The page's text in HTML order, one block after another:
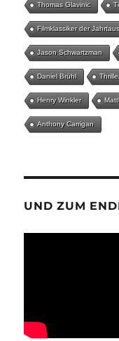
Thomas Glavinic
Filmklassiker der
Jason Schwartzman
Daniel Brühl
Henry Winkler
Anthony Carrigan
UND ZUM